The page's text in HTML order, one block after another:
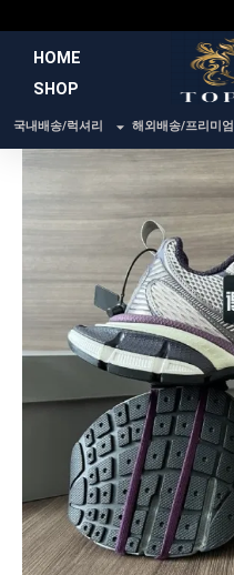
건
너
HOME
SHOP
국내배송/럭셔리 해외배송/프리미엄